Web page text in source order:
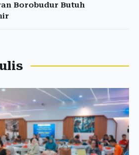
Borobudur Butuh